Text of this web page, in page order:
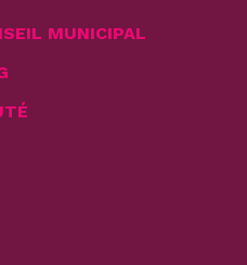
MUNICIPAL